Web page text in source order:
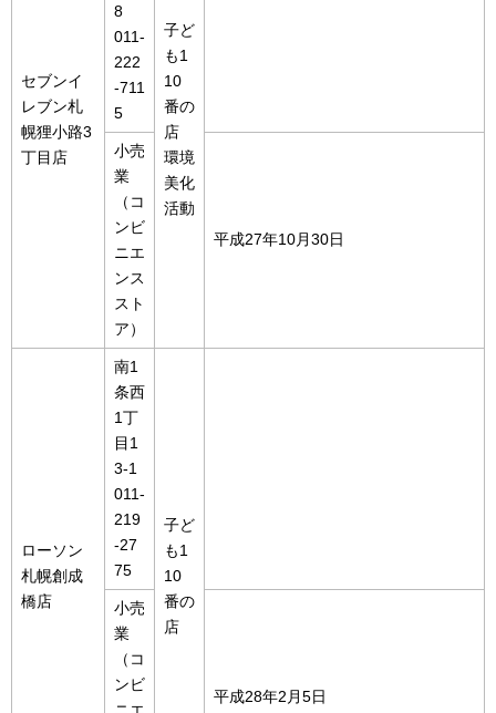
セブンイ
レブン札
幌狸小路3
丁目店
8
011-
222
-711
5
子ど
も1
10
番の
店
環境
美化
活動
小売
業
（コ
ンビ
ニエ
ンス
スト
ア）
平成27年10月30日
ローソン
札幌創成
橋店
南1
条西
1丁
目1
3-1
011-
219
-27
75
子ど
も1
10
番の
店
小売
業
（コ
ンビ
ニエ
平成28年2月5日